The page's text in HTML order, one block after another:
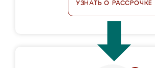
УЗНАТЬ О РАССРОЧКЕ